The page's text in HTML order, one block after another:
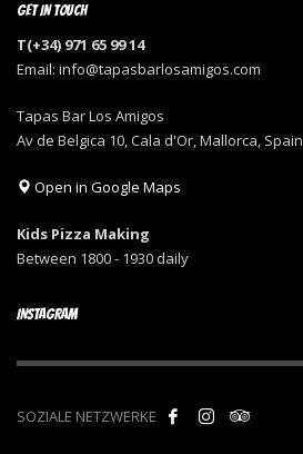
GET IN TOUCH
T(+34) 971 65 99 14
Email: info@tapasbarlosamigos.com
Tapas Bar Los Amigos
Av de Belgica 10, Cala d'Or, Mallorca, Spain
Open in Google Maps
Kids Pizza Making
Between 1800 - 1930 daily
INSTAGRAM
SOZIALE NETZWERKE